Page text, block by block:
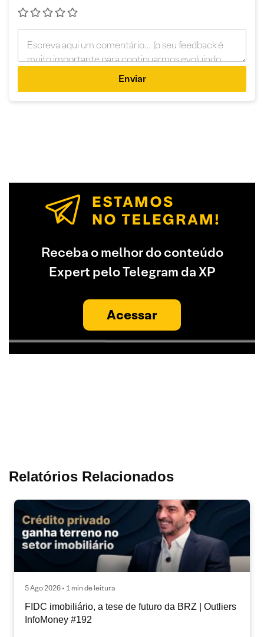
Enviar
Receba o melhor do conteúdo
Expert pelo Telegram da XP
Acessar
Relatórios Relacionados
5 Ago 2026 • 1 min de leitura
FIDC imobiliário, a tese de futuro da BRZ | Outliers
InfoMoney #192